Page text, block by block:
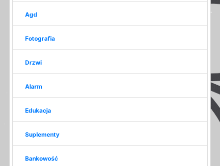
Agd
Fotografia
Drzwi
Alarm
Edukacja
Suplementy
Bankowość